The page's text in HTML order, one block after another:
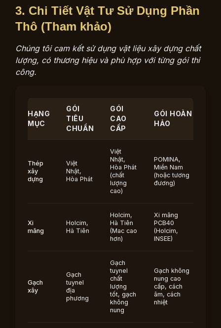
3. Chi Tiết Vật Tư Sử Dụng Phần
Thô (Tham khảo)
Chúng tôi cam kết sử dụng vật liệu xây dựng chất
lượng, có thương hiệu và phù hợp với từng gói thi
công.
HẠNG
MỤC
GÓI
TIÊU
CHUẨN
GÓI
CAO
CẤP
GÓI HOÀN
HẢO
Thép
xây
dựng
Việt
Nhật,
Hòa Phát
Việt
Nhật,
Hòa Phát
(chất
lượng
cao)
POMINA,
Miền Nam
(hoặc tương
đương)
Xi
măng
Holcim,
Hà Tiên
Holcim,
Hà Tiên
(Mac cao
hơn)
Xi măng
PCB40
(Holcim,
INSEE)
Gạch
xây
Gạch
tuynel
địa
phương
Gạch
tuynel
chất
lượng
tốt, gạch
không
nung
Gạch không
nung cao
cấp, cách
âm, cách
nhiệt